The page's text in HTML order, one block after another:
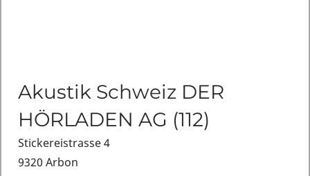
Akustik Schweiz DER
HÖRLADEN AG (112)
Stickereistrasse 4
9320 Arbon